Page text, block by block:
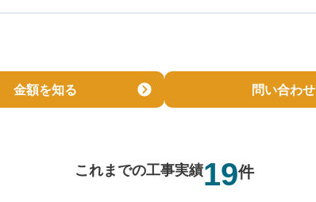
金額を知る 問い合わせ
これまでの工事実績19件